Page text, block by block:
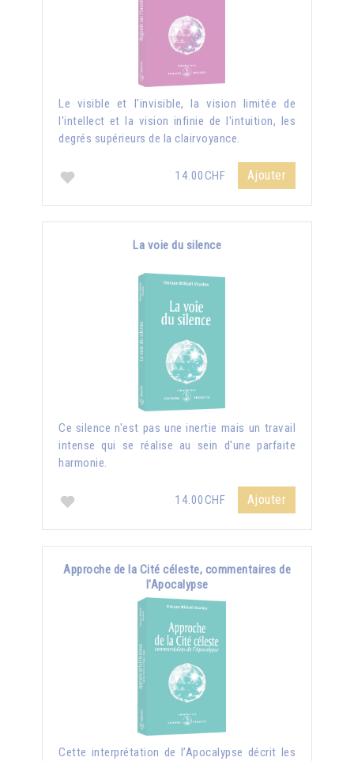
Le visible et l'invisible, la vision limitée de
l'intellect et la vision infinie de l'intuition, les
degrés supérieurs de la clairvoyance.
14.00CHF Ajouter
La voie du silence
Ce silence n'est pas une inertie mais un travail
intense qui se réalise au sein d'une parfaite
harmonie.
14.00CHF Ajouter
Approche de la Cité céleste, commentaires de
l'Apocalypse
Cette interprétation de l’Apocalypse décrit les